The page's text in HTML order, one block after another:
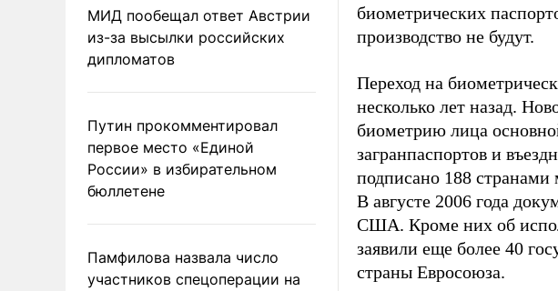
МИД пообещал ответ Австрии
из-за высылки российских
дипломатов
Путин прокомментировал
первое место «Единой
России» в избирательном
бюллетене
Памфилова назвала число
участников спецоперации на
биометрических
производство не будут.
Переход на
несколько лет назад.
биометрию лица
загранпаспортов и
подписано 188 странами
В августе 2006 года
США. Кроме них об
заявили еще более 40
страны Евросоюза.